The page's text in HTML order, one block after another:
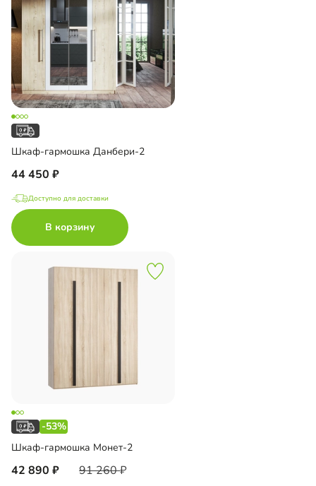
Шкаф-гармошка Данбери-2
44 450
Доступно для доставки
В корзину
-53%
Шкаф-гармошка Монет-2
42 890 91 260